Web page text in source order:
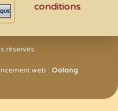
conditions
réservés.
web : Oolong